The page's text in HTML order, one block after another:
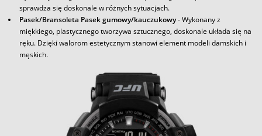
sprawdza się doskonale w różnych sytuacjach.
Pasek/Bransoleta Pasek gumowy/kauczukowy- Wykonany z
miękkiego, plastycznego tworzywa sztucznego, doskonale układa się na
ręku. Dzięki walorom estetycznym stanowi element modeli damskich i
męskich.